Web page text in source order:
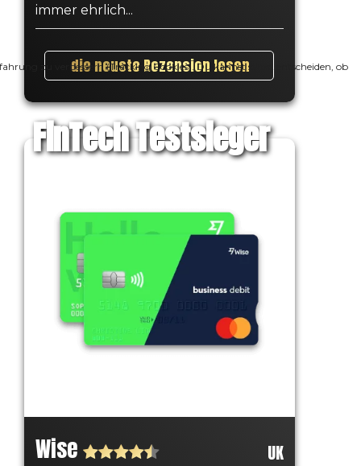
immer ehrlich...
die neuste Rezension lesen
FinTech Testsieger
Wise UK
zu verbessern (Tracking Cookies). Du kannst selbst entscheiden, ob